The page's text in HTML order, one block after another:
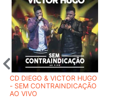
CD DIEGO & VICTOR HUGO
- SEM CONTRAINDICAÇÃO
AO VIVO